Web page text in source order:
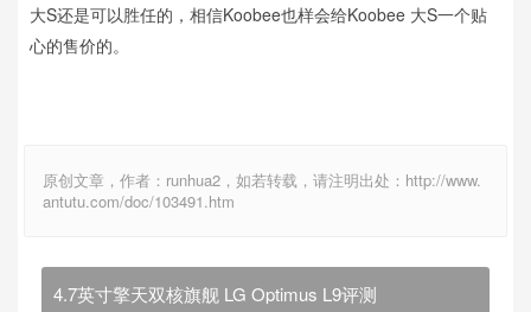
大S还是可以胜任的，相信Koobee也样会给Koobee 大S一个贴
心的售价的。
原创文章，作者：runhua2，如若转载，请注明出处：http://www.
antutu.com/doc/103491.htm
4.7英寸擎天双核旗舰 LG Optimus L9评测